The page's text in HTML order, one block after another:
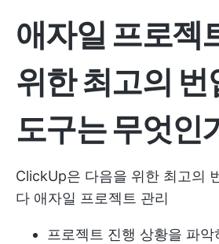
애자일 프로젝
위한 최고의 번
도구는 무엇인
ClickUp은 다음을 위한 최고의
다 애자일 프로젝트 관리
프로젝트 진행 상황을 파악